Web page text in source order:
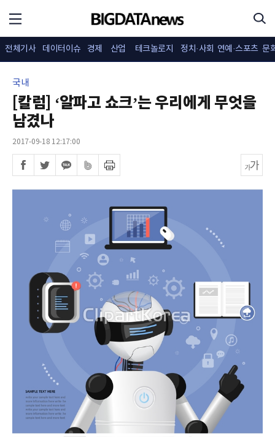
전체기사 데이터이슈 경제 산업 테크놀로지 정치·사회 연예·스포츠 문
국내
[칼럼] ‘알파고 쇼크’는 우리에게 무엇을
남겼나
2017-09-18 12:17:00